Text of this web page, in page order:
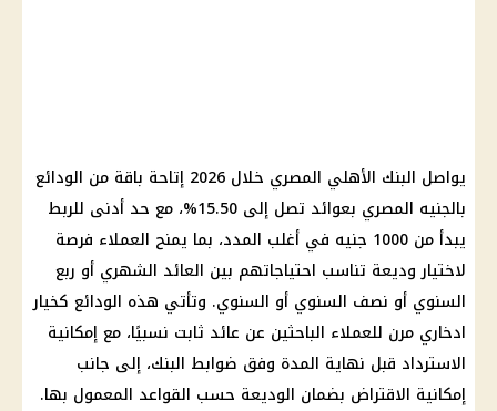
يواصل البنك الأهلي المصري خلال 2026 إتاحة باقة من الودائع
بالجنيه المصري بعوائد تصل إلى 15.50%، مع حد أدنى للربط
يبدأ من 1000 جنيه في أغلب المدد، بما يمنح العملاء فرصة
لاختيار وديعة تناسب احتياجاتهم بين العائد الشهري أو ربع
السنوي أو نصف السنوي أو السنوي. وتأتي هذه الودائع كخيار
ادخاري مرن للعملاء الباحثين عن عائد ثابت نسبيًا، مع إمكانية
الاسترداد قبل نهاية المدة وفق ضوابط البنك، إلى جانب
إمكانية الاقتراض بضمان الوديعة حسب القواعد المعمول بها.